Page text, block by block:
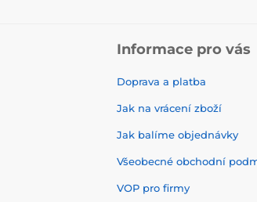
Informace pro vás
Doprava a platba
Jak na vrácení zboží
Jak balíme objednávky
Všeobecné obchodní
VOP pro firmy